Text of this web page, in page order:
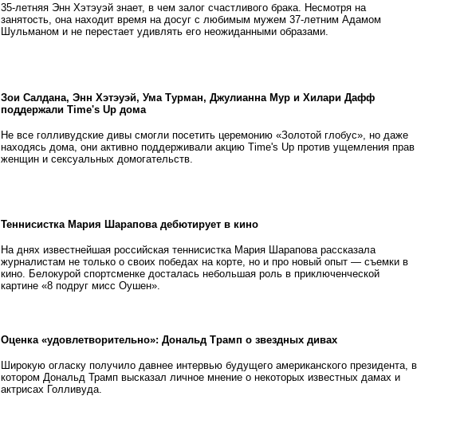
35-летняя Энн Хэтэуэй знает, в чем залог счастливого брака. Несмотря на
занятость, она находит время на досуг с любимым мужем 37-летним Адамом
Шульманом и не перестает удивлять его неожиданными образами.
Зои Салдана, Энн Хэтэуэй, Ума Турман, Джулианна Мур и Хилари Дафф
поддержали Time's Up дома
Не все голливудские дивы смогли посетить церемонию «Золотой глобус», но даже
находясь дома, они активно поддерживали акцию Time's Up против ущемления прав
женщин и сексуальных домогательств.
Теннисистка Мария Шарапова дебютирует в кино
На днях известнейшая российская теннисистка Мария Шарапова рассказала
журналистам не только о своих победах на корте, но и про новый опыт — съемки в
кино. Белокурой спортсменке досталась небольшая роль в приключенческой
картине «8 подруг мисс Оушен».
Оценка «удовлетворительно»: Дональд Трамп о звездных дивах
Широкую огласку получило давнее интервью будущего американского президента, в
котором Дональд Трамп высказал личное мнение о некоторых известных дамах и
актрисах Голливуда.